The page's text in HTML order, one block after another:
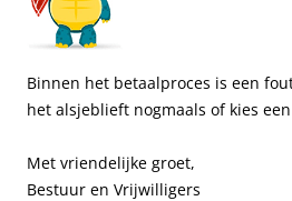
Binnen het betaalproces is een
het alsjeblieft nogmaals of kies
Met vriendelijke groet,
Bestuur en Vrijwilligers